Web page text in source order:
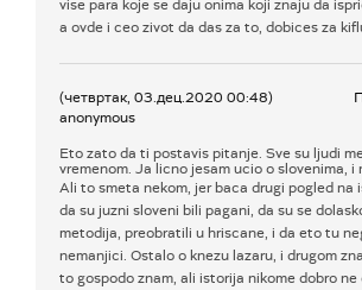
vise para koje se daju onima koji znaju da
a ovde i ceo zivot da das za to, dobices za
(четвртак, 03.дец.2020 00:48)
anonymous
Eto zato da ti postavis pitanje. Sve su ljudi
vremenom. Ja licno jesam ucio o slovenima, i
Ali to smeta nekom, jer baca drugi pogled na
da su juzni sloveni bili pagani, da su se
metodija, preobratili u hriscane, i da eto tu
nemanjici. Ostalo o knezu lazaru, i drugom
to gospodo znam, ali istorija nikome dobro ne